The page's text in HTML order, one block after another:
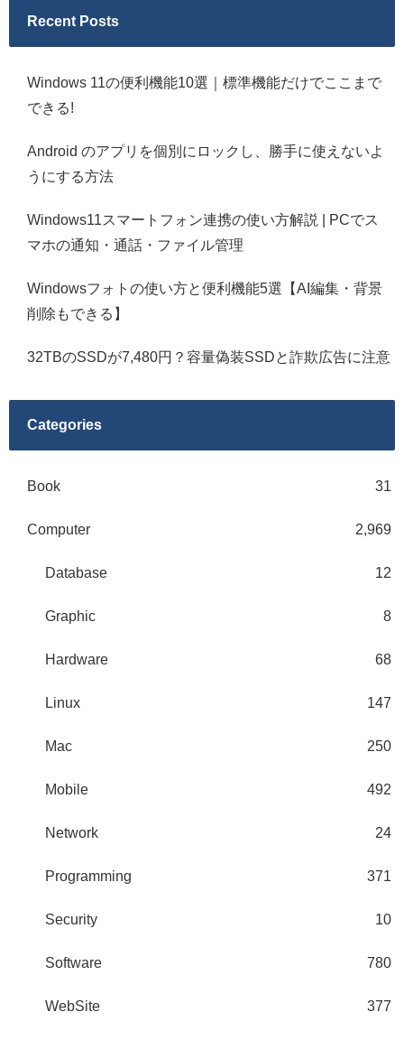
Recent Posts
Windows 11の便利機能10選｜標準機能だけでここまで
できる!
Android のアプリを個別にロックし、勝手に使えないよ
うにする方法
Windows11スマートフォン連携の使い方解説 | PCでス
マホの通知・通話・ファイル管理
Windowsフォトの使い方と便利機能5選【AI編集・背景
削除もできる】
32TBのSSDが7,480円？容量偽装SSDと詐欺広告に注意
Categories
Book 31
Computer 2,969
Database 12
Graphic 8
Hardware 68
Linux 147
Mac 250
Mobile 492
Network 24
Programming 371
Security 10
Software 780
WebSite 377